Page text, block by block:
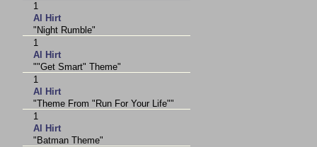
1
Al Hirt
"Night Rumble"
1
Al Hirt
""Get Smart" Theme"
1
Al Hirt
"Theme From "Run For Your Life""
1
Al Hirt
"Batman Theme"